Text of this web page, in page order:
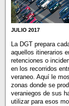
JULIO 2017
La DGT prepara
aquellos itinerarios
retenciones o
en los recorridos
veraneo. Aquí le
zonas donde se
veraniegos de sus
utilizar para esos